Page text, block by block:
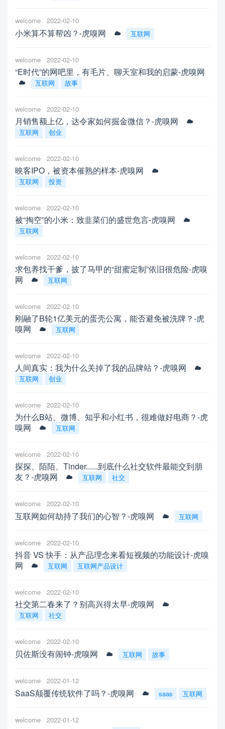
welcome 2022-02-10
小米算不算帮凶？-虎嗅网 互联网
welcome 2022-02-10
“E时代”的网吧里，有毛片、聊天室和我的启蒙-虎嗅网
互联网 故事
welcome 2022-02-10
月销售额上亿，达令家如何掘金微信？-虎嗅网
互联网 创业
welcome 2022-02-10
映客IPO，被资本催熟的样本-虎嗅网
互联网 投资
welcome 2022-02-10
被“掏空”的小米：致韭菜们的盛世危言-虎嗅网
互联网
welcome 2022-02-10
求包养找干爹，披了马甲的“甜蜜定制”依旧很危险-虎嗅
网
互联网
welcome 2022-02-10
刚融了B轮1亿美元的蛋壳公寓，能否避免被洗牌？-虎
嗅网
互联网
welcome 2022-02-10
人间真实：我为什么关掉了我的品牌站？-虎嗅网
互联网 创业
welcome 2022-02-10
为什么B站、微博、知乎和小红书，很难做好电商？-虎
嗅网
互联网
welcome 2022-02-10
探探、陌陌、Tinder......到底什么社交软件最能交到朋
友？-虎嗅网
互联网 社交
welcome 2022-02-10
互联网如何劫持了我们的心智？-虎嗅网 互联网
welcome 2022-02-10
抖音 VS 快手：从产品理念来看短视频的功能设计-虎嗅
网
互联网 互联网产品设计
welcome 2022-02-10
社交第二春来了？别高兴得太早-虎嗅网
互联网 社交
welcome 2022-02-10
贝佐斯没有闹钟-虎嗅网 互联网 故事
welcome 2022-01-12
SaaS颠覆传统软件了吗？-虎嗅网 saas 互联网
welcome 2022-01-12